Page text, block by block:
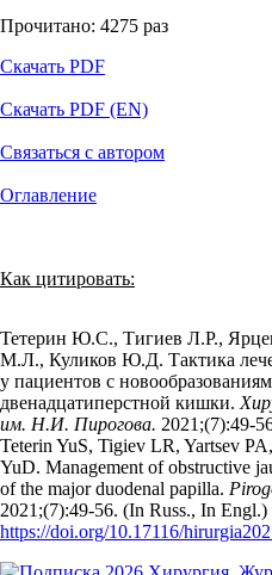
Прочитано: 4275 раз
Скачать PDF
Скачать PDF (EN)
Связаться с автором
Оглавление
Как цитировать:
Тетерин Ю.С., Тигиев Л.Р.,
М.Л., Куликов Ю.Д. Тактика
у пациентов с
двенадцатиперстной кишки.
им. Н.И. Пирогова.
Teterin YuS, Tigiev LR, Yartsev
YuD. Management of obstructive
of the major duodenal papilla.
2021;(7):49‑56. (In Russ., In Engl.)
https://doi.org/10.17116/